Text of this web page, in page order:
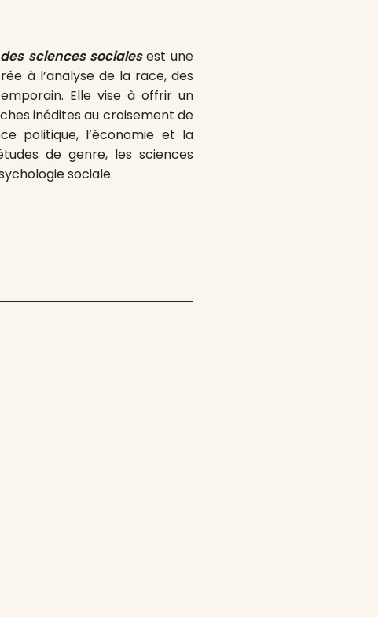
sciences socialesest une
à l’analyse de la race, des
Elle vise à offrir un
inédites au croisement de
politique, l’économie et la
de genre, les sciences
sociale.